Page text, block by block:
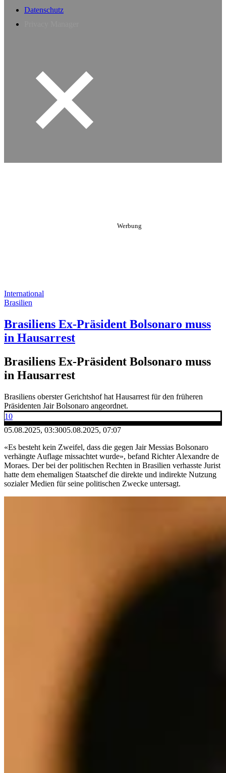
Datenschutz
International
Brasilien
Brasiliens Ex-Präsident Bolsonaro muss
in Hausarrest
Brasiliens Ex-Präsident Bolsonaro muss
in Hausarrest
Brasiliens oberster Gerichtshof hat Hausarrest für den früheren
Präsidenten Jair Bolsonaro angeordnet.
10
05.08.2025, 03:3005.08.2025, 07:07
«Es besteht kein Zweifel, dass die gegen Jair Messias Bolsonaro
verhängte Auflage missachtet wurde», befand Richter Alexandre de
Moraes. Der bei der politischen Rechten in Brasilien verhasste Jurist
hatte dem ehemaligen Staatschef die direkte und indirekte Nutzung
sozialer Medien für seine politischen Zwecke untersagt.